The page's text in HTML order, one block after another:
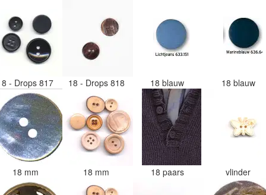
- Drops 817 18 - Drops 818 18 blauw 18 blauw
18 mm 18 mm 18 paars vlinder